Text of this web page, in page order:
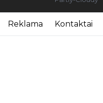
Reklama Kontaktai